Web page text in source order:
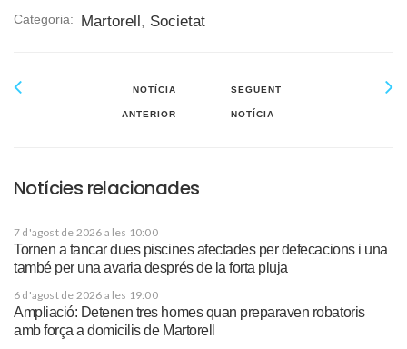
Categoria: Martorell, Societat
NOTÍCIA
ANTERIOR
SEGÜENT
NOTÍCIA
Notícies relacionades
7 d'agost de 2026 a les 10:00
Tornen a tancar dues piscines afectades per defecacions i una
també per una avaria després de la forta pluja
6 d'agost de 2026 a les 19:00
Ampliació: Detenen tres homes quan preparaven robatoris
amb força a domicilis de Martorell